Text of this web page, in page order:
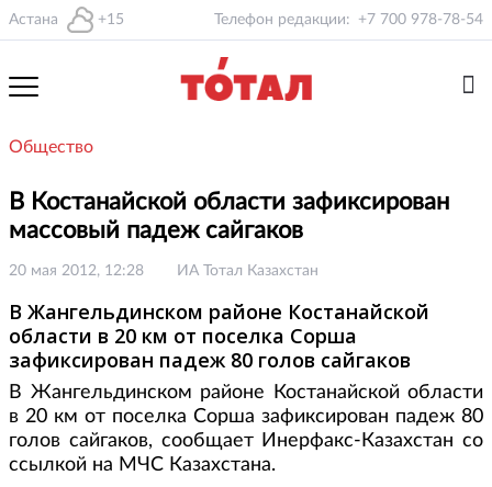
Астана +15 Телефон редакции: +7 700 978-78-54
Общество
В Костанайской области зафиксирован
массовый падеж сайгаков
20 мая 2012, 12:28 ИА Тотал Казахстан
В Жангельдинском районе Костанайской
области в 20 км от поселка Сорша
зафиксирован падеж 80 голов сайгаков
В Жангельдинском районе Костанайской области
в 20 км от поселка Сорша зафиксирован падеж 80
голов сайгаков, сообщает Инерфакс-Казахстан со
ссылкой на МЧС Казахстана.